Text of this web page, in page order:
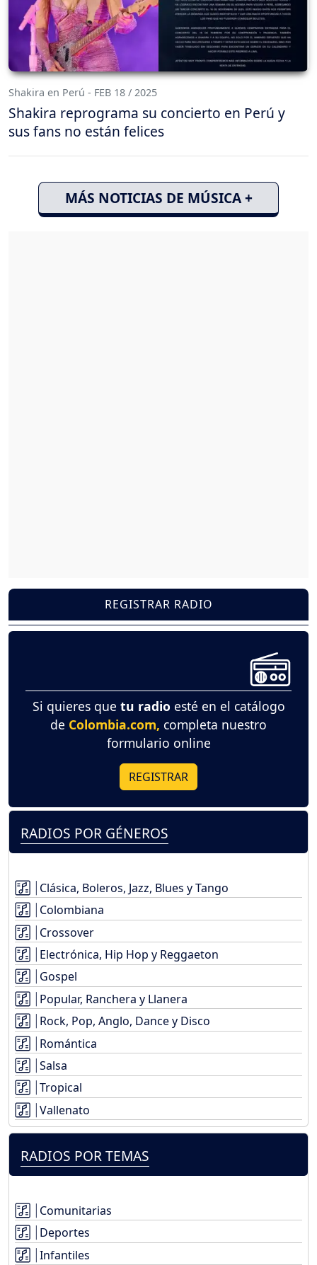
Shakira en Perú - FEB 18 / 2025
Shakira reprograma su concierto en Perú y
sus fans no están felices
MÁS NOTICIAS DE MÚSICA +
REGISTRAR RADIO
Si quieres que tu radio esté en el catálogo
de Colombia.com, completa nuestro
formulario online
REGISTRAR
RADIOS POR GÉNEROS
Clásica, Boleros, Jazz, Blues y Tango
Colombiana
Crossover
Electrónica, Hip Hop y Reggaeton
Gospel
Popular, Ranchera y Llanera
Rock, Pop, Anglo, Dance y Disco
Romántica
Salsa
Tropical
Vallenato
RADIOS POR TEMAS
Comunitarias
Deportes
Infantiles